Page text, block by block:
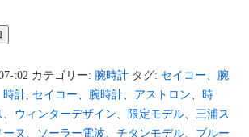
t02 カテゴリー: 腕時計 タグ: セイコー、腕
時計, セイコー、腕時計、アストロン、時
ウィンターデザイン、限定モデル、三浦ス
ヌ、ソーラー電波、チタンモデル、ブルー